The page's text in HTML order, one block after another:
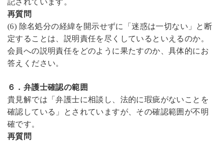
記されています。
再質問
(6) 除名処分の経緯を開示せずに「迷惑は一切ない」と断
定することは、説明責任を尽くしているといえるのか。
会員への説明責任をどのように果たすのか、具体的にお
答えください。
６．弁護士確認の範囲
貴見解では「弁護士に相談し、法的に瑕疵がないことを
確認している」とされていますが、その確認範囲が不明
確です。
再質問